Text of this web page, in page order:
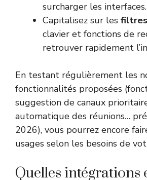
surcharger les interfaces.
Capitalisez sur les filtres
clavier et fonctions de
retrouver rapidement
En testant régulièrement les
fonctionnalités proposées
suggestion de canaux
automatique des réunions…
2026), vous pourrez encore
usages selon les besoins de
Quelles intégrations